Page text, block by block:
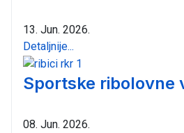
13. Jun. 2026.
Detaljnije...
Sportske ribolovne
08. Jun. 2026.